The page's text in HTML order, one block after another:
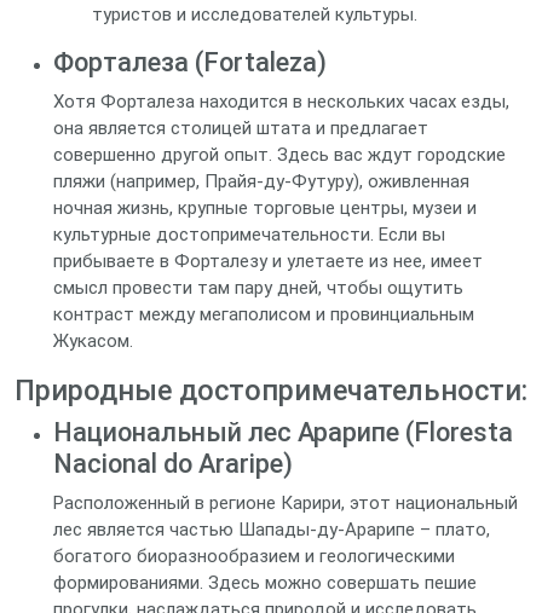
туристов и исследователей культуры.
Форталеза (Fortaleza)
Хотя Форталеза находится в нескольких часах езды,
она является столицей штата и предлагает
совершенно другой опыт. Здесь вас ждут городские
пляжи (например, Прайя-ду-Футуру), оживленная
ночная жизнь, крупные торговые центры, музеи и
культурные достопримечательности. Если вы
прибываете в Форталезу и улетаете из нее, имеет
смысл провести там пару дней, чтобы ощутить
контраст между мегаполисом и провинциальным
Жукасом.
Природные достопримечательности:
Национальный лес Арарипе (Floresta
Nacional do Araripe)
Расположенный в регионе Карири, этот национальный
лес является частью Шапады-ду-Арарипе – плато,
богатого биоразнообразием и геологическими
формированиями. Здесь можно совершать пешие